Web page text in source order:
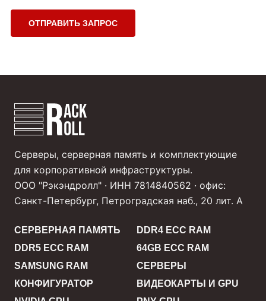
ОТПРАВИТЬ ЗАПРОС
Серверы, серверная память и комплектующие
для корпоративной инфраструктуры.
ООО "Рэкэндролл" · ИНН 7814840562 · офис:
Санкт-Петербург, Петроградская наб., 20 лит. А
СЕРВЕРНАЯ ПАМЯТЬ
DDR4 ECC RAM
DDR5 ECC RAM
64GB ECC RAM
SAMSUNG RAM
СЕРВЕРЫ
КОНФИГУРАТОР
ВИДЕОКАРТЫ И GPU